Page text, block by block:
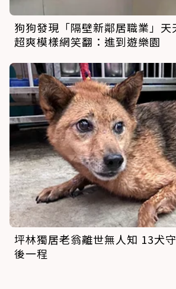
狗狗發現「隔壁新鄰居職業」天
超爽模樣網笑翻：進到遊樂園
坪林獨居老翁離世無人知 13犬
後一程